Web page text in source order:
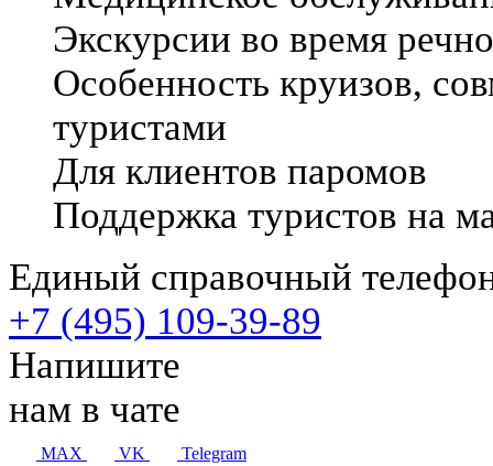
Экскурсии во время
Особенность круизов,
туристами
Для клиентов паромов
Поддержка туристов на
Единый справочный
+7 (495) 109-39-89
Напишите
нам в чате
MAX VK Telegram